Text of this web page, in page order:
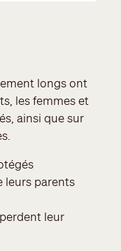
longs ont
les femmes et
ainsi que sur
leurs parents
leur